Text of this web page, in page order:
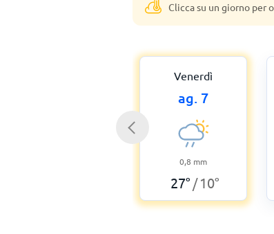
Clicca su un giorno per
Venerdì
ag. 7
0,8 mm
27° / 10°